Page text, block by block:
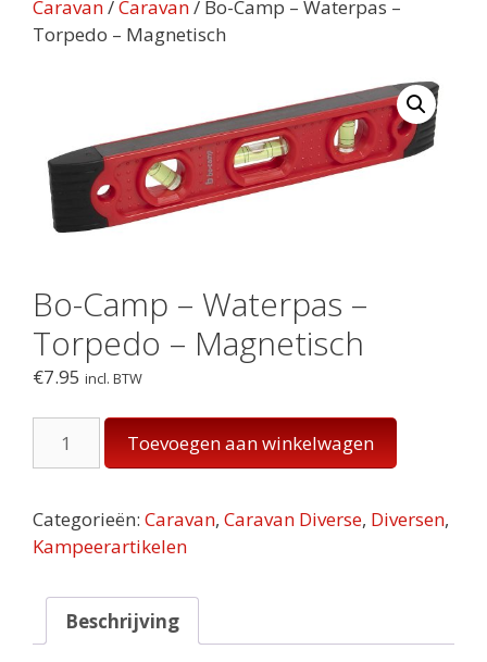
Caravan/Caravan/ Bo-Camp – Waterpas –
Torpedo – Magnetisch
Bo-Camp – Waterpas –
Torpedo – Magnetisch
€7.95 incl. BTW
Camp
Waterpas
-
Torpedo
Magnetisch
aantal
Toevoegen aan winkelwagen
Categorieën: Caravan, Caravan Diverse, Diversen,
Kampeerartikelen
Beschrijving